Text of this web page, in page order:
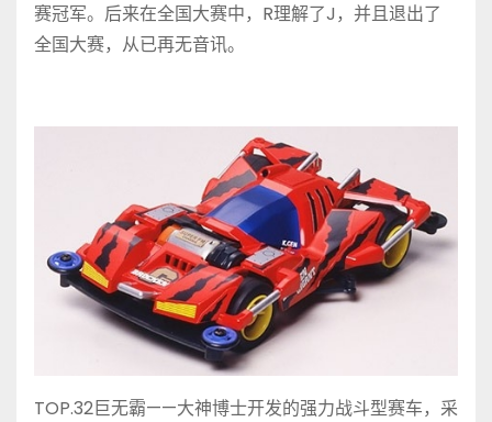
赛冠军。后来在全国大赛中，R理解了J，并且退出了
全国大赛，从已再无音讯。
TOP.32巨无霸——大神博士开发的强力战斗型赛车，采